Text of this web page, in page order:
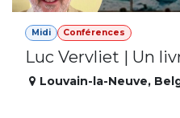
Midi Conférences
Luc Vervliet | Un
Louvain-la-Neuve,